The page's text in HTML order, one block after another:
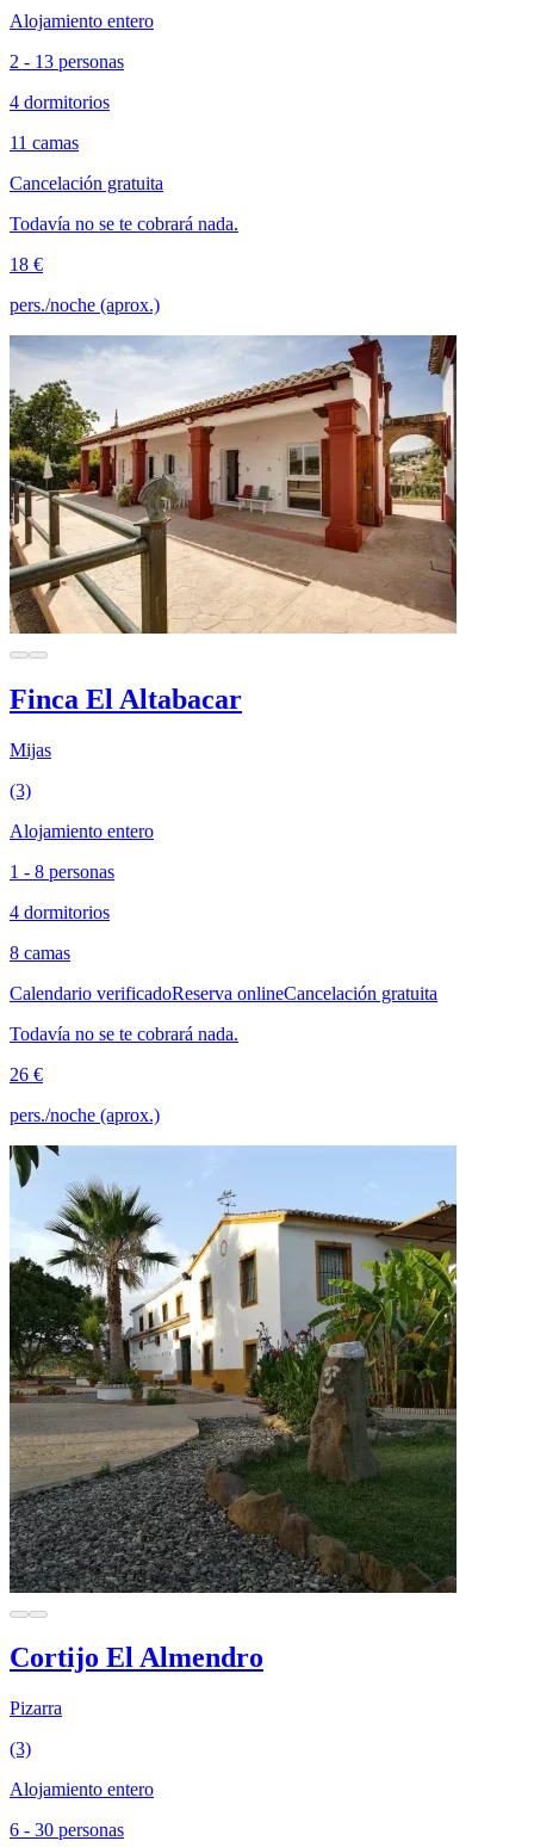
Alojamiento entero
2 - 13 personas
4 dormitorios
11 camas
Cancelación gratuita
Todavía no se te cobrará nada.
18 €
pers./noche (aprox.)
Finca El Altabacar
Mijas
(3)
Alojamiento entero
1 - 8 personas
4 dormitorios
8 camas
Calendario verificadoReserva onlineCancelación gratuita
Todavía no se te cobrará nada.
26 €
pers./noche (aprox.)
Cortijo El Almendro
Pizarra
(3)
Alojamiento entero
6 - 30 personas